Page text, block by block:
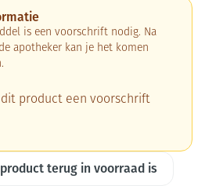
is een voorschrift nodig. Na
apotheker kan je het komen
dit product een voorschrift
terug in voorraad is